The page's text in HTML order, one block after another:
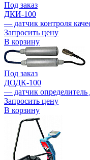
Под заказ
ДКИ-100
— датчик контроля
Запросить цену
В корзину
Под заказ
ДОДК-100
— датчик
Запросить цену
В корзину